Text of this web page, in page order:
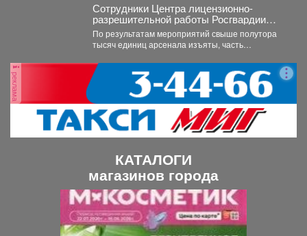
Сотрудники Центра лицензионно-
разрешительной работы Росгвардии
Кузбасса с начала года проверили
свыше пяти тысяч владельцев оружия.
По результатам мероприятий свыше полутора
тысяч единиц арсенала изъяты, часть
ответственности.
реклама
КАТАЛОГИ
магазинов города